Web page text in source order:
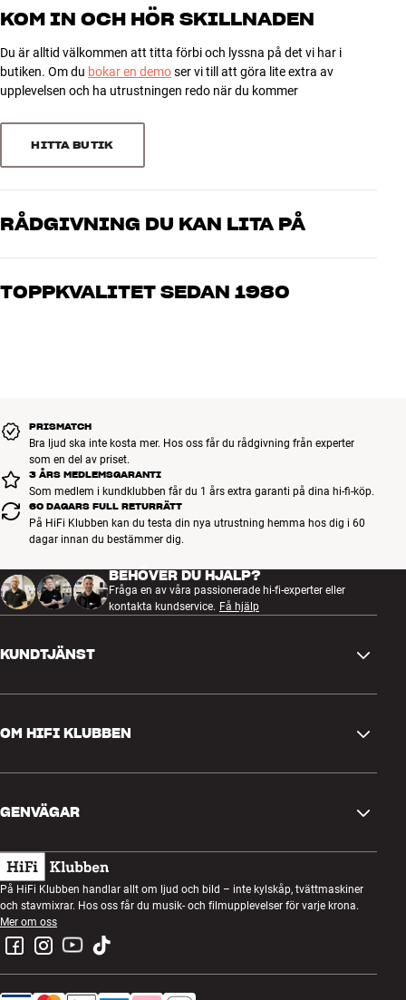
Vikt (kg)
0
Höjd emballage (cm)
0
Längd emballage (cm)
0
Vikt emballage (kg)
0
Bredd emballage (cm)
0
GENERELLA EGENSKAPER
Tyglucka till clic 120S och 121S
KOM IN OCH HÖR SKILLNADEN
Du är alltid välkommen att titta förbi och lyssna på det vi har i
butiken. Om du bokar en demoser vi till att göra lite extra av
upplevelsen och ha utrustningen redo när du kommer
HITTA BUTIK
RÅDGIVNING DU KAN LITA PÅ
Våra medarbetare är riktiga entusiaster som kan produkterna och
vad du drömmer om, så hjälper vi dig att hitta den lösning som
TOPPKVALITET SEDAN 1980
PRISMATCH
Bra ljud ska inte kosta mer. Hos oss får du rådgivning från experter
som en del av priset.
3 ÅRS MEDLEMSGARANTI
Som medlem i kundklubben får du 1 års extra garanti på dina hi-fi-köp.
60 DAGARS FULL RETURRÄTT
På HiFi Klubben kan du testa din nya utrustning hemma hos dig i 60
dagar innan du bestämmer dig.
BEHÖVER DU HJÄLP?
Fråga en av våra passionerade hi-fi-experter eller
kontakta kundservice. Få hjälp
KUNDTJÄNST
Retur och reklamation
Ångra beställning
Köpvillkor
Integritetspolicy
OM HIFI KLUBBEN
Kundklubb
Lyssnarkväll
Tävlingar
Jobb i HiFi Klubben
GENVÄGAR
Presentkort
Bygg med ljud
Montering och installation
På HiFi Klubben handlar allt om ljud och bild – inte kylskåp, tvättmaskiner
och stavmixrar. Hos oss får du musik- och filmupplevelser för varje krona.
Mer om oss